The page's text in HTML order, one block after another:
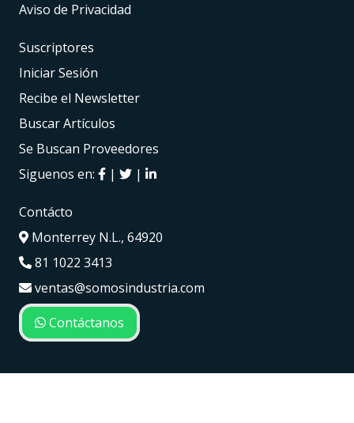
Aviso de Privacidad
Suscriptores
Iniciar Sesión
Recibe el Newsletter
Buscar Artículos
Se Buscan Proveedores
Siguenos en:
| |
Contácto
Monterrey N.L., 64920
81 1022 3413
ventas@somosindustria.com
Contáctanos